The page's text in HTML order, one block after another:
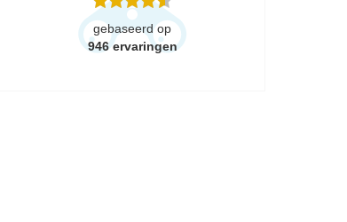
gebaseerd op
946 ervaringen